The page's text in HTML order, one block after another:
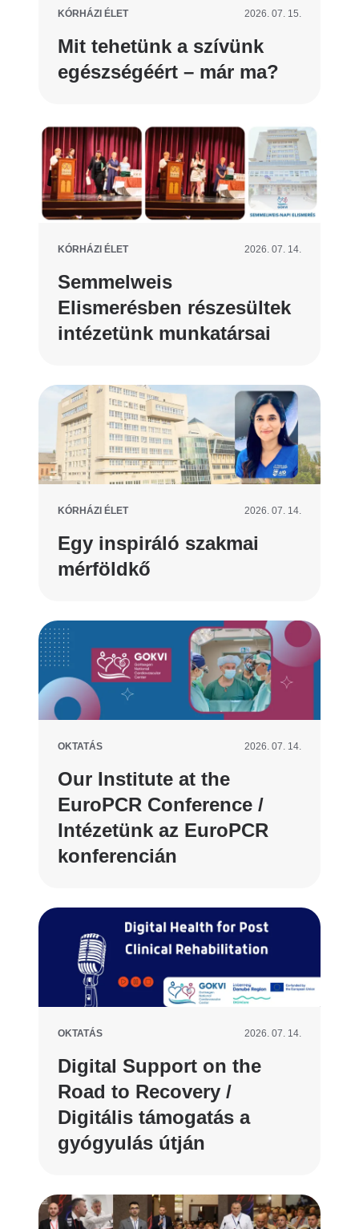
KÓRHÁZI ÉLET 2026. 07. 15.
Mit tehetünk a szívünk
egészségéért – már ma?
KÓRHÁZI ÉLET 2026. 07. 14.
Semmelweis
Elismerésben részesültek
intézetünk munkatársai
KÓRHÁZI ÉLET 2026. 07. 14.
Egy inspiráló szakmai
mérföldkő
OKTATÁS 2026. 07. 14.
Our Institute at the
EuroPCR Conference /
Intézetünk az EuroPCR
konferencián
OKTATÁS 2026. 07. 14.
Digital Support on the
Road to Recovery /
Digitális támogatás a
gyógyulás útján